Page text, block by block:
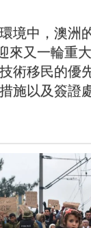
境中，澳洲
來又一輪重
術移民的優
施以及簽證